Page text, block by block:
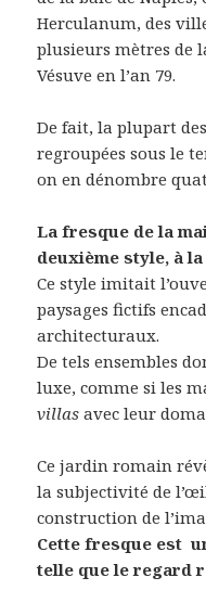
Herculanum, des
plusieurs mètres de
Vésuve en l’an 79.
De fait, la plupart
regroupées sous le
on en dénombre
La fresque de la
deuxième style, à la
Ce style imitait
paysages fictifs
architecturaux.
De tels ensembles
luxe, comme si les
villasavec leur
Ce jardin romain
la subjectivité de
construction de
Cette fresque est
telle que le regard